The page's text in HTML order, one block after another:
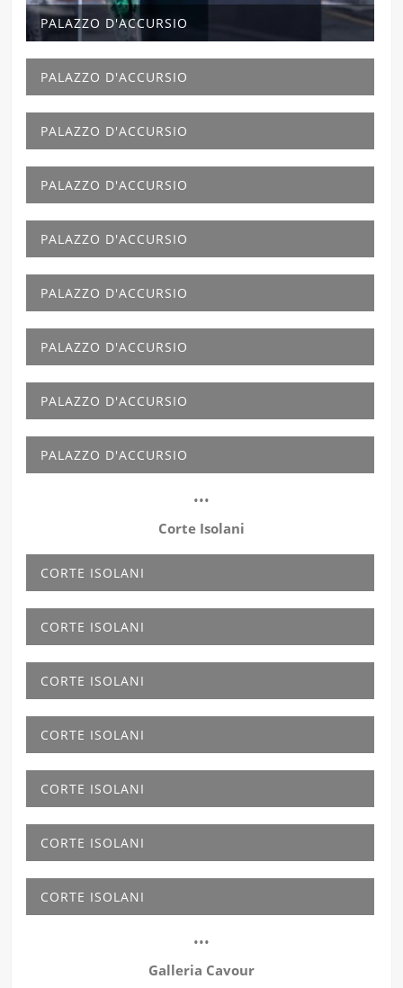
PALAZZO D'ACCURSIO
PALAZZO D'ACCURSIO
PALAZZO D'ACCURSIO
PALAZZO D'ACCURSIO
PALAZZO D'ACCURSIO
PALAZZO D'ACCURSIO
PALAZZO D'ACCURSIO
PALAZZO D'ACCURSIO
PALAZZO D'ACCURSIO
•••
Corte Isolani
CORTE ISOLANI
CORTE ISOLANI
CORTE ISOLANI
CORTE ISOLANI
CORTE ISOLANI
CORTE ISOLANI
CORTE ISOLANI
•••
Galleria Cavour